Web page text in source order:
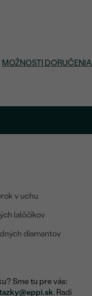
MOŽNOSTI DORUČENIA
v uchu
lalôčikov
diamantov
Sme tu pre vás:
. Radi